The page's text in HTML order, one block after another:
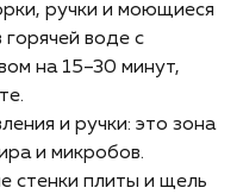
ручки и моющиеся
горячей воде с
на 15–30 минут,
и ручки: это зона
и микробов.
стенки плиты и щель